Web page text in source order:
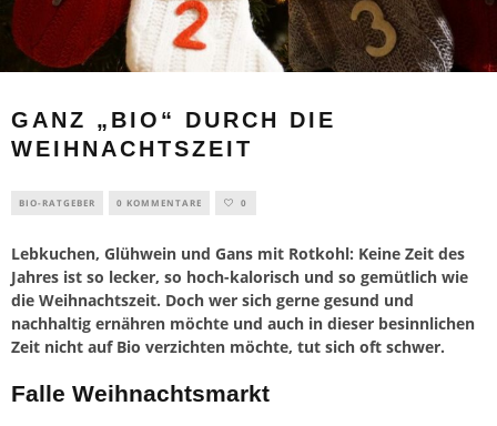
GANZ „BIO“ DURCH DIE
WEIHNACHTSZEIT
BIO-RATGEBER 0 KOMMENTARE 0
Lebkuchen, Glühwein und Gans mit Rotkohl: Keine Zeit des
Jahres ist so lecker, so hoch-kalorisch und so gemütlich wie
die Weihnachtszeit. Doch wer sich gerne gesund und
nachhaltig ernähren möchte und auch in dieser besinnlichen
Zeit nicht auf Bio verzichten möchte, tut sich oft schwer.
Falle Weihnachtsmarkt